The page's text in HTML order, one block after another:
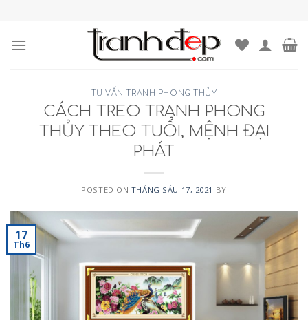
content
TƯ VẤN TRANH PHONG THỦY
CÁCH TREO TRANH PHONG
THỦY THEO TUỔI, MỆNH ĐẠI
PHÁT
POSTED ON THÁNG SÁU 17, 2021 BY
17
Th6